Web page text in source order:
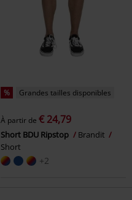
% Grandes tailles disponibles
À partir de € 24,79
Short BDU Ripstop
Brandit
Short
+2